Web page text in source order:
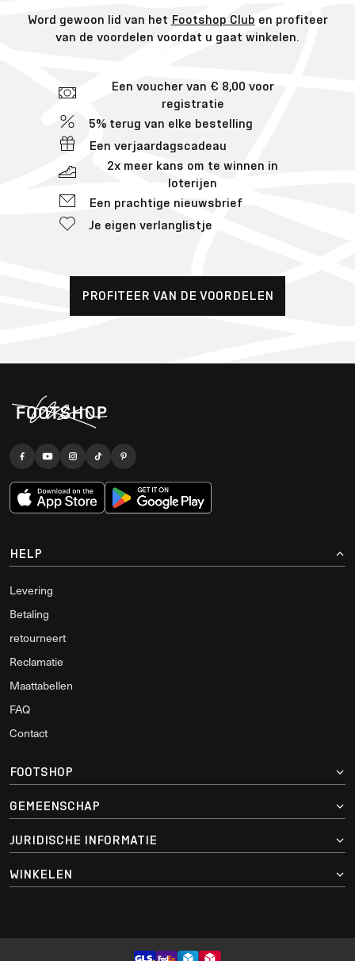
Word gewoon lid van het Footshop Club en profiteer
van de voordelen voordat u gaat winkelen.
Een voucher van € 8,00 voor
registratie
5% terug van elke bestelling
Een verjaardagscadeau
2x meer kans om te winnen in
loterijen
Een prachtige nieuwsbrief
Je eigen verlanglistje
PROFITEER VAN DE VOORDELEN
HELP
Levering
Betaling
retourneert
Reclamatie
Maattabellen
FAQ
Contact
FOOTSHOP
GEMEENSCHAP
JURIDISCHE INFORMATIE
WINKELEN